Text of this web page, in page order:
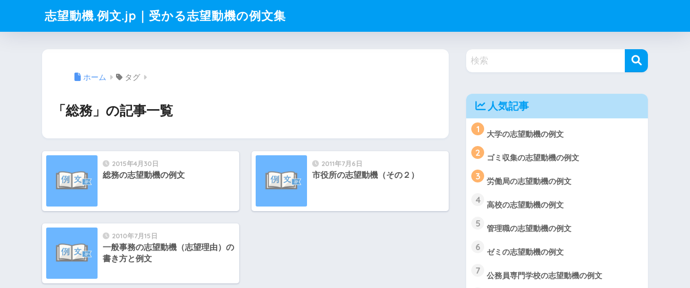
志望動機.例文.jp｜受かる志望動機の例文集
ホーム タグ
「総務」の記事一覧
2015年4月30日
総務の志望動機の例文
2011年7月6日
市役所の志望動機（その２）
2010年7月15日
一般事務の志望動機（志望理由）の
書き方と例文
人気記事
1 大学の志望動機の例文
2 ゴミ収集の志望動機の例文
3 労働局の志望動機の例文
4 高校の志望動機の例文
5 管理職の志望動機の例文
6 ゼミの志望動機の例文
7 公務員専門学校の志望動機の例文